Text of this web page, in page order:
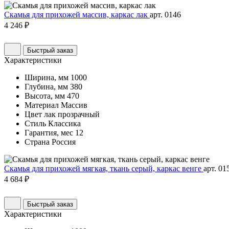
Скамья для прихожей массив, каркас лак арт. 0146
4 246 ₽
Быстрый заказ
Характеристики
Ширина, мм 1000
Глубина, мм 380
Высота, мм 470
Материал Массив
Цвет лак прозрачный
Стиль Классика
Гарантия, мес 12
Страна Россия
Скамья для прихожей мягкая, ткань серый, каркас венге арт.
4 684 ₽
Быстрый заказ
Характеристики